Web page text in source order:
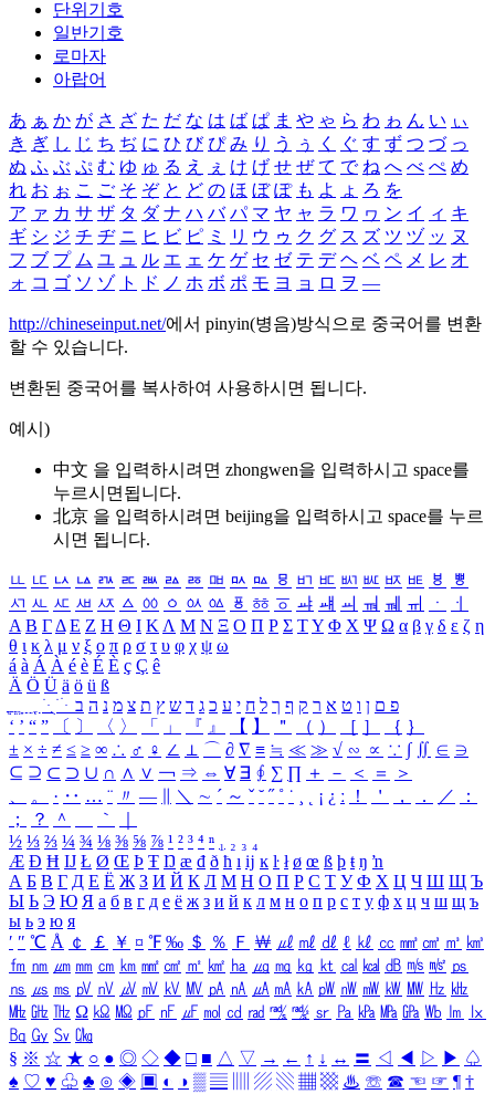
단위기호
일반기호
로마자
아랍어
あ ぁ か が さ ざ た だ な は ば ぱ ま や ゃ ら わ ゎ ん い ぃ
き ぎ し じ ち ぢ に ひ び ぴ み り う ぅ く ぐ す ず つ づ っ
ぬ ふ ぶ ぷ む ゆ ゅ る え ぇ け げ せ ぜ て で ね へ べ ぺ め
れ お ぉ こ ご そ ぞ と ど の ほ ぼ ぽ も よ ょ ろ を
ア ァ カ サ ザ タ ダ ナ ハ バ パ マ ヤ ャ ラ ワ ヮ ン イ ィ キ
ギ シ ジ チ ヂ ニ ヒ ビ ピ ミ リ ウ ゥ ク グ ス ズ ツ ヅ ッ ヌ
フ ブ プ ム ユ ュ ル エ ェ ケ ゲ セ ゼ テ デ ヘ ベ ペ メ レ オ
ォ コ ゴ ソ ゾ ト ド ノ ホ ボ ポ モ ヨ ョ ロ ヲ ―
http://chineseinput.net/에서 pinyin(병음)방식으로 중국어를 변환
할 수 있습니다.
변환된 중국어를 복사하여 사용하시면 됩니다.
예시)
中文 을 입력하시려면 zhongwen을 입력하시고 space를
누르시면됩니다.
北京 을 입력하시려면 beijing을 입력하시고 space를 누르
시면 됩니다.
ㅥ ㅦ ㅧ ㅨ ㅩ ㅪ ㅫ ㅬ ㅭ ㅮ ㅯ ㅰ ㅱ ㅲ ㅳ ㅴ ㅵ ㅶ ㅷ ㅸ
ㅹ
ㅺ ㅻ ㅼ ㅽ ㅾ ㅿ ㆀ ㆁ ㆂ ㆃ ㆄ ㆅ ㆆ ㆇ ㆈ ㆉ ㆊ ㆋ ㆌ ㆍ
ㆎ
Α Β ΓΔ Ε Ζ Η Θ Ι ΚΛ Μ Ν Ξ Ο Π Ρ Σ ΤΥ Φ Χ Ψ Ω α β γ δ ε ζ η
θ ι κ λ μ ν ξ ο π ρ σ τ υ φ χ ψ ω
á à Á À é è É È ç Ç ê
Ä Ö Ü ä ö ü ß
ִֶֹ ֻּ ׁׂ פ ם ן ו ט א ר ק ף ך ל ח י ע כ ג ד ש ץ ת צ מ נ ה ב
‘ ’ “ ” 〔 〕 〈 〉 「 」 『 』 【 】 ＂ （ ） ［ ］ ｛ ｝
± × ÷ ≠ ≤ ≥ ∞ ∴ ♂ ♀ ∠ ⊥ ⌒ ∂ ∇ ≡ ≒ ≪ ≫ √ ∽ ∝ ∵ ∫ ∬ ∈ ∋
⊆ ⊇ ⊂ ⊃ ∪ ∩ ∧ ∨ ￢ ⇒ ⇔ ∀ ∃ ∮ ∑ ∏ ＋ － ＜ ＝
＞
、
。 · ‥ … ¨ 〃 ― ＼ ∼ ´ ～ ˇ ˘ ˝ ˚ ˙ ¸ ¡ ¿ ː ！ ＇ ， ． ／
：
；
？ ＾ ｀
½ ⅓ ⅔ ¼ ¾ ⅛ ⅜ ⅝ ⅞ ¹ ² ³ ⁴ ⁿ ₁ ₂ ₃ ₄
Æ Ð Ħ Ĳ Ł Ø Œ Þ Ŧ Ŋ æ đ ð ħ ı ĳ ĸ ŀ ł ø œ ß þ ŧ ŋ ŉ
А Б В Г Д Е Ё Ж З И Й К Л М Н О П Р С Т У Ф Х Ц Ч Ш Щ Ъ
Ы Ь Э Ю Я а б в г д е ё ж з и й к л м н о п р с т у ф х ц ч ш щ ъ
ы ь э ю я
′ ″ ℃ Å ￠ ￡ ￥ ¤ ℉ ‰ ＄ ％ Ｆ ￦ ㎕ ㎖ ㎗ ℓ ㎘ ㏄ ㎣ ㎤ ㎥ ㎦
㎙ ㎚ ㎛ ㎜ ㎝ ㎞ ㎟ ㎠ ㎡ ㎢ ㏊ ㎍ ㎎ ㎏ ㏏ ㎈ ㎉ ㏈ ㎧ ㎨ ㎰
㎱ ㎲ ㎳ ㎴ ㎵ ㎶ ㎷ ㎸ ㎹ ㎀ ㎁ ㎂ ㎃ ㎄ ㎺ ㎻ ㎽ ㎾ ㎿ ㎐ ㎑
㎒ ㎓ ㎔ Ω ㏀ ㏁ ㎊ ㎋ ㎌ ㏖ ㏅ ㎭ ㎮ ㎯ ㏛ ㎩ ㎪ ㎫ ㎬ ㏝ ㏐
㏓
㏃ ㏉ ㏜ ㏆
§ ※ ☆ ★ ○ ● ◎ ◇ ◆ □ ■ △ ▽ → ← ↑ ↓ ↔ 〓 ◁ ◀ ▷ ▶ ♤
♠ ♡ ♥ ♧ ♣ ⊙ ◈ ▣ ◐ ◑ ▒ ▤ ▨ ▧ ▦ ▩ ♨ ☏ ☎ ☜ ☞ ¶ †